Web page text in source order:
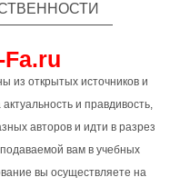
из открытых источников и
и правдивость,
авторов и идти в разрез
вам в учебных
вы осуществляете на